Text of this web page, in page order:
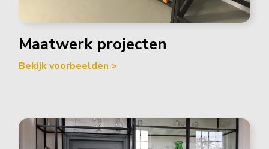
Maatwerk projecten
Bekijk voorbeelden >